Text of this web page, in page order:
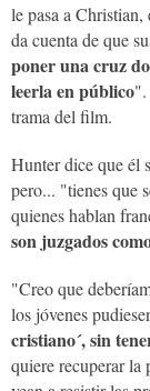
le pasa a
da cuenta de que
poner una cruz
leerla en público".
trama del film.
Hunter dice que él
pero... "tienes que
quienes hablan
son juzgados
"Creo que
los jóvenes
cristiano´, sin
quiere recuperar la